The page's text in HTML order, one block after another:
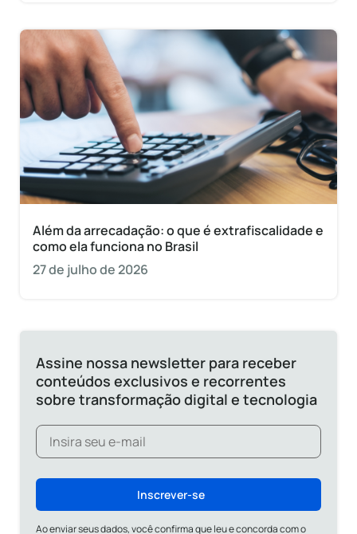
Além da arrecadação: o que é extrafiscalidade e
como ela funciona no Brasil
27 de julho de 2026
Assine nossa newsletter para receber
conteúdos exclusivos e recorrentes
sobre transformação digital e tecnologia
Inscrever-se
Ao enviar seus dados, você confirma que leu e concorda com o